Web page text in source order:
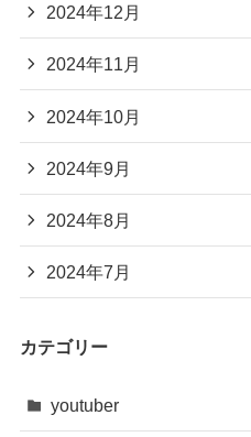
2024年12月
2024年11月
2024年10月
2024年9月
2024年8月
2024年7月
カテゴリー
youtuber